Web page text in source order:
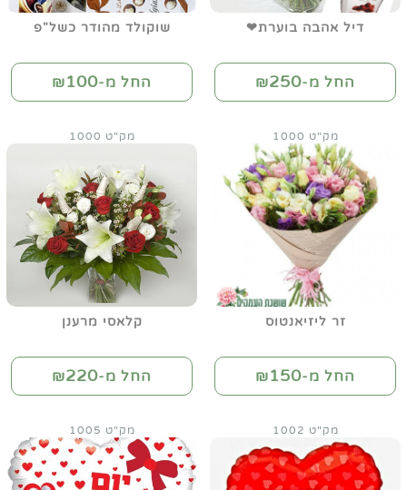
דיל אהבה בוערת❤
החל מ-₪250
שוקולד מהודר כשל"פ
החל מ-₪100
זר ליזיאנטוס
מק"ט 1000
החל מ-₪150
קלאסי מרענן
מק"ט 1000
החל מ-₪220
מק"ט 1002 מק"ט 1005